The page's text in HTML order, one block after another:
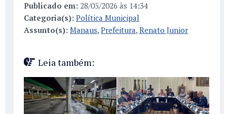
Publicado em: 28/05/2026 às 14:34
Categoria(s): Política Municipal
Assunto(s): Manaus, Prefeitura, Renato Junior
Leia também: